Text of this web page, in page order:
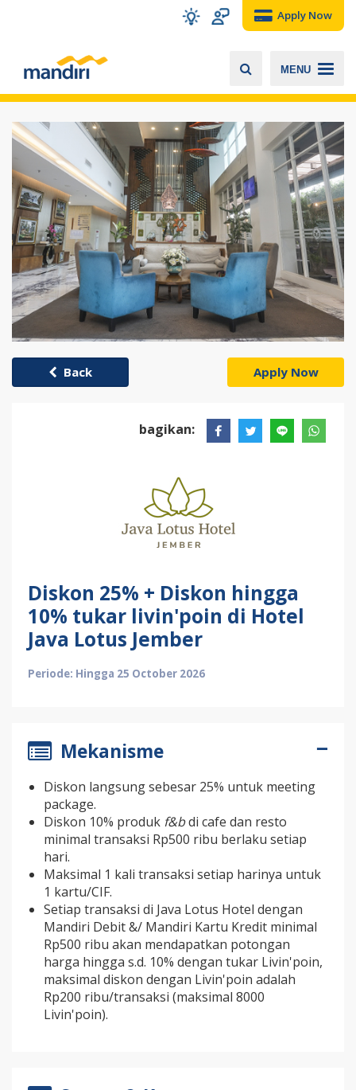
Apply Now
MENU
Back Apply Now
bagikan:
Diskon 25% + Diskon hingga
10% tukar livin'poin di Hotel
Java Lotus Jember
Periode: Hingga 25 October 2026
Mekanisme
Diskon langsung sebesar 25% untuk meeting
package.
Diskon 10% produk f&bdi cafe dan resto
minimal transaksi Rp500 ribu berlaku setiap
hari.
Maksimal 1 kali transaksi setiap harinya untuk
1 kartu/CIF.
Setiap transaksi di Java Lotus Hotel dengan
Mandiri Debit &/ Mandiri Kartu Kredit minimal
Rp500 ribu akan mendapatkan potongan
harga hingga s.d. 10% dengan tukar Livin'poin,
maksimal diskon dengan Livin'poin adalah
Rp200 ribu/transaksi (maksimal 8000
Livin'poin).